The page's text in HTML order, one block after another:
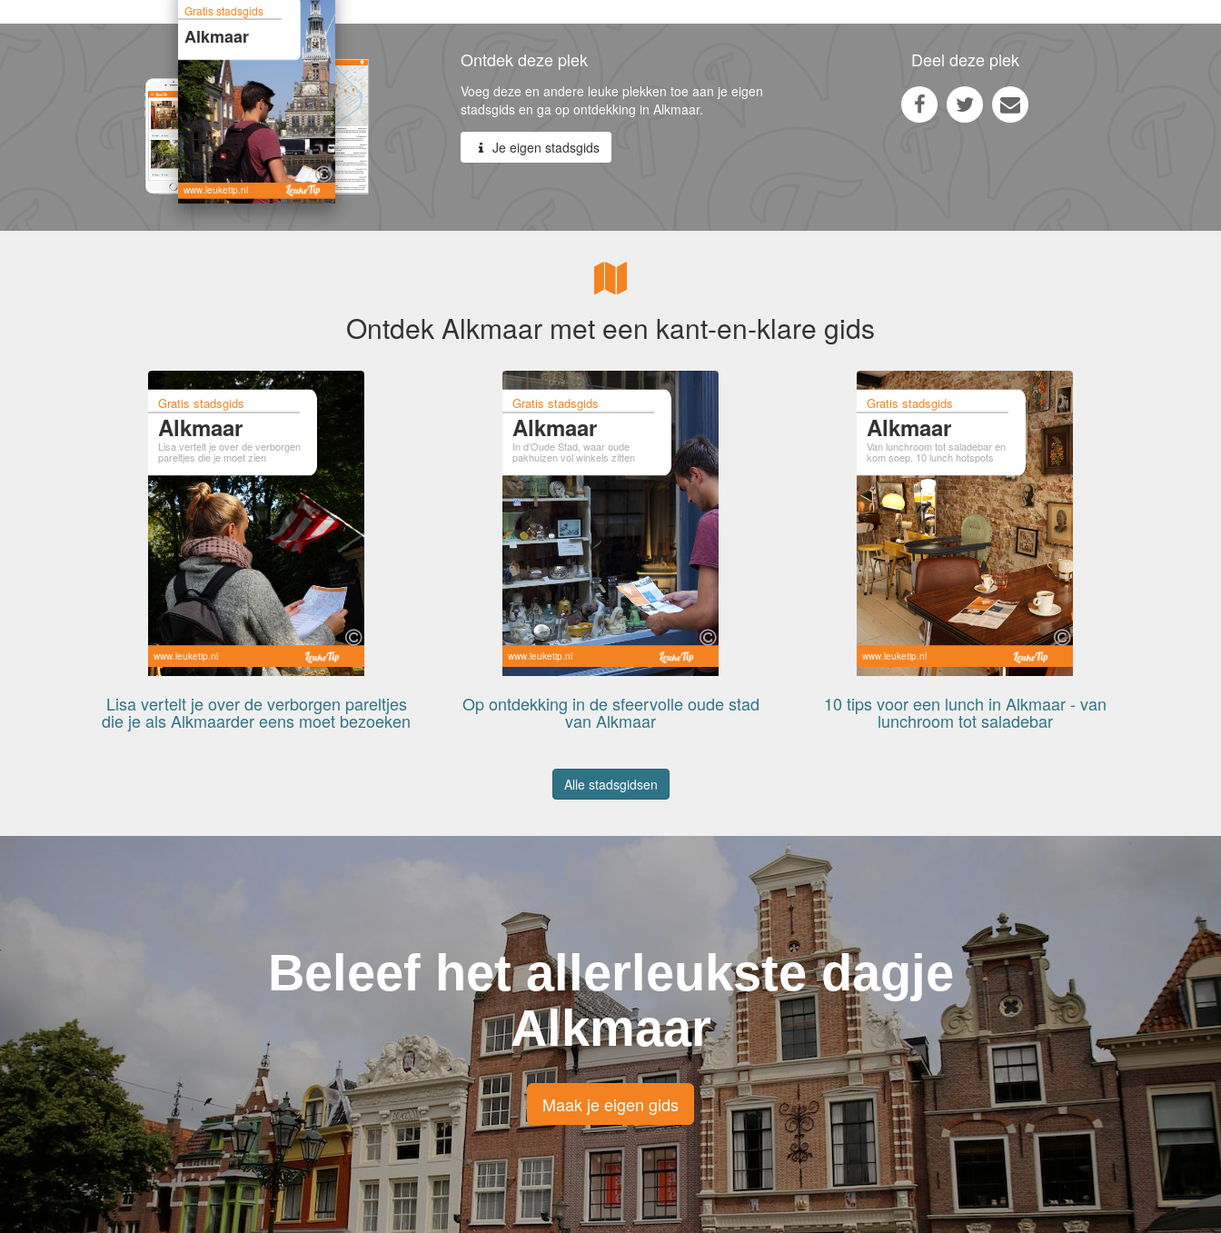
Gratis stadsgids
Alkmaar
www.leuketip.nl
Ontdek deze plek
Voeg deze en andere leuke plekken toe aan je eigen
stadsgids en ga op ontdekking in Alkmaar.
Je eigen stadsgids
Deel deze plek
Ontdek Alkmaar met een kant-en-klare gids
Gratis stadsgids
Alkmaar
Lisa vertelt je over de verborgen
pareltjes die je moet zien
www.leuketip.nl
Lisa vertelt je over de verborgen pareltjes
die je als Alkmaarder eens moet bezoeken
Gratis stadsgids
Alkmaar
In d’Oude Stad, waar oude
pakhuizen vol winkels zitten
www.leuketip.nl
Op ontdekking in de sfeervolle oude stad
van Alkmaar
Gratis stadsgids
Alkmaar
Van lunchroom tot saladebar en
kom soep. 10 lunch hotspots
www.leuketip.nl
10 tips voor een lunch in Alkmaar - van
lunchroom tot saladebar
Alle stadsgidsen
Beleef het allerleukste dagje
Alkmaar
Maak je eigen gids